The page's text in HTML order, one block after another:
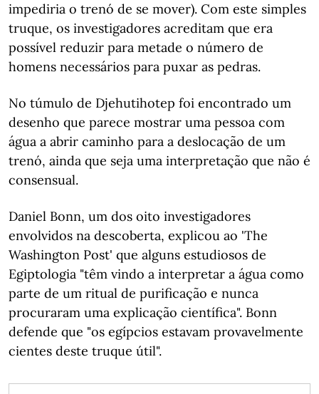
impediria o trenó de se mover). Com este simples
truque, os investigadores acreditam que era
possível reduzir para metade o número de
homens necessários para puxar as pedras.
No túmulo de Djehutihotep foi encontrado um
desenho que parece mostrar uma pessoa com
água a abrir caminho para a deslocação de um
trenó, ainda que seja uma interpretação que não é
consensual.
Daniel Bonn, um dos oito investigadores
envolvidos na descoberta, explicou ao 'The
Washington Post' que alguns estudiosos de
Egiptologia "têm vindo a interpretar a água como
parte de um ritual de purificação e nunca
procuraram uma explicação científica". Bonn
defende que "os egípcios estavam provavelmente
cientes deste truque útil".